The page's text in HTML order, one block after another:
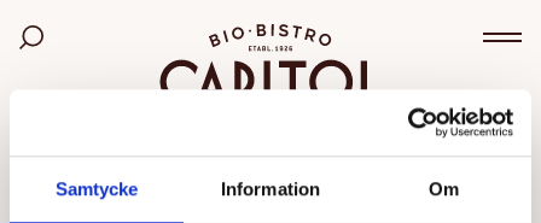
Samtycke Information Om
Bio Capitol
Sök bland filmer
OGILTIG VISNING